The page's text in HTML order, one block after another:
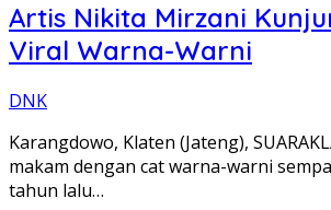
Artis Nikita Mirzani
Viral Warna-Warni
DNK
Karangdowo, Klaten (Jateng),
makam dengan cat warna-warni
tahun lalu…